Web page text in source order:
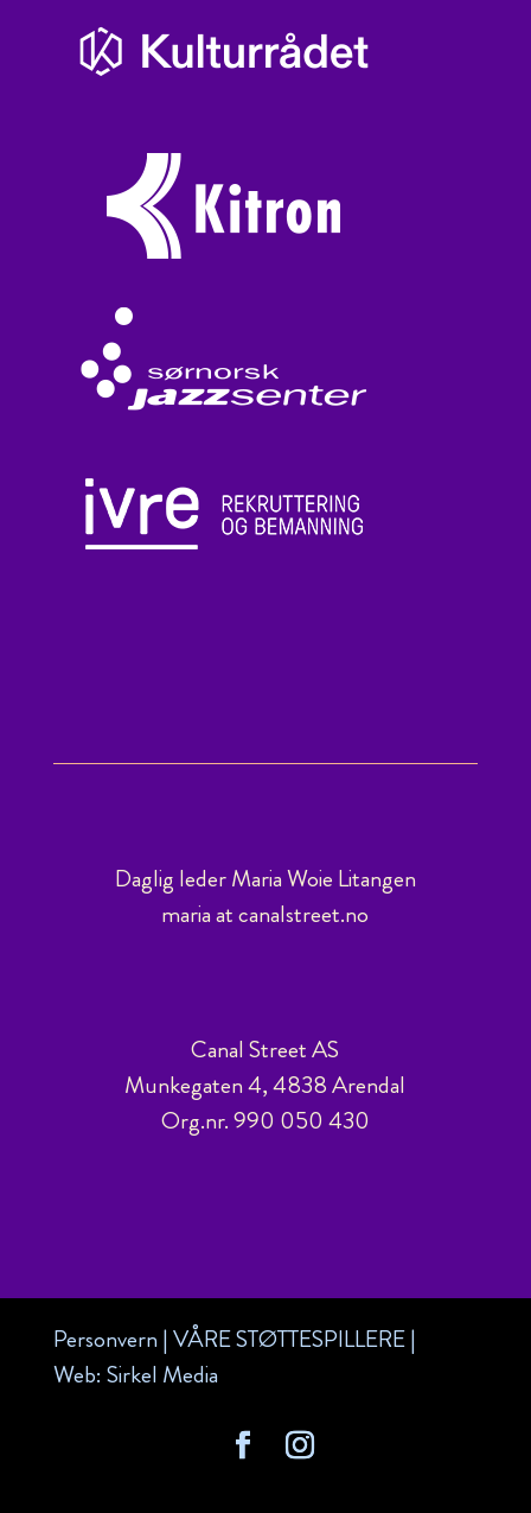
Daglig leder Maria Woie Litangen
maria at canalstreet.no
Canal Street AS
Munkegaten 4, 4838 Arendal
Org.nr. 990 050 430
Personvern|VÅRE STØTTESPILLERE|
Web: Sirkel Media